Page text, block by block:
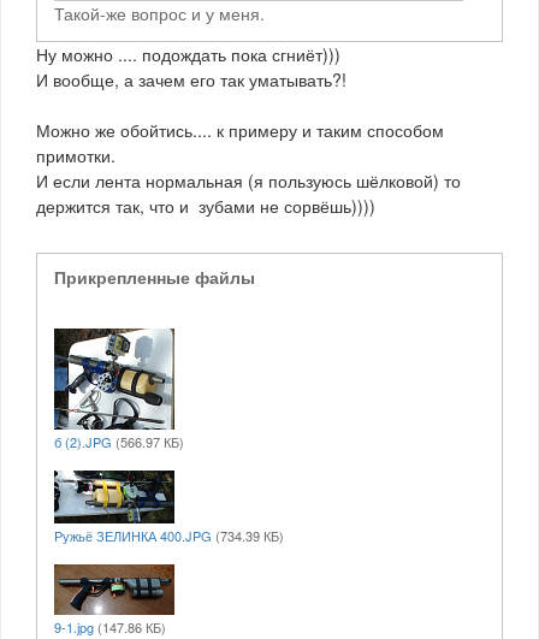
Такой-же вопрос и у меня.
Ну можно .... подождать пока сгниёт)))
И вообще, а зачем его так уматывать?!
Можно же обойтись.... к примеру и таким способом
примотки.
И если лента нормальная (я пользуюсь шёлковой) то
держится так, что и зубами не сорвёшь))))
Прикрепленные файлы
б (2).JPG (566.97 КБ)
Ружьё ЗЕЛИНКА 400.JPG (734.39 КБ)
9-1.jpg (147.86 КБ)